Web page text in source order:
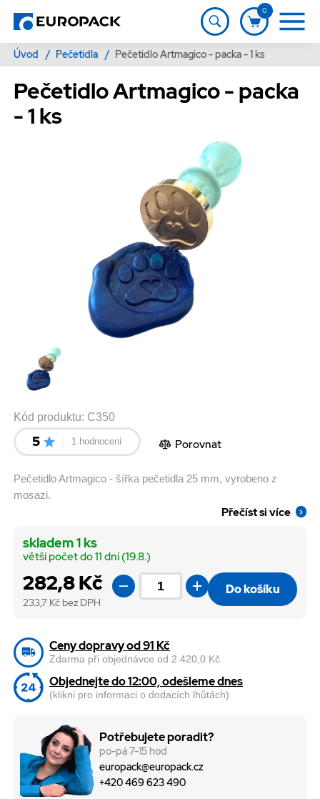
0
Úvod / Pečetidla / Pečetidlo Artmagico - packa - 1 ks
Pečetidlo Artmagico - packa
- 1 ks
Kód produktu: C350
5 1 hodnocení Porovnat
Pečetidlo Artmagico - šířka pečetidla 25 mm, vyrobeno z
mosazi.
Přečíst si více
282,8 Kč
233,7 Kč bez DPH
skladem 1 ks
větší počet do 11 dní (19.8.)
Do košíku
Ceny dopravy od 91 Kč
Zdarma při objednávce od 2 420,0 Kč
Objednejte do 12:00, odešleme dnes
(klikni pro informaci o dodacích lhůtách)
Potřebujete poradit?
po-pá 7-15 hod
europack@europack.cz
+420 469 623 490